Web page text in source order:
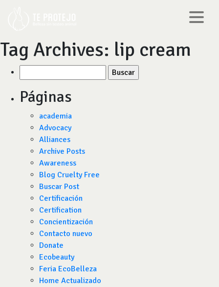
Tag Archives: lip cream
por:
Páginas
academia
Advocacy
Alliances
Archive Posts
Awareness
Blog Cruelty Free
Buscar Post
Certificación
Certification
Concientización
Contacto nuevo
Donate
Ecobeauty
Feria EcoBelleza
Home Actualizado